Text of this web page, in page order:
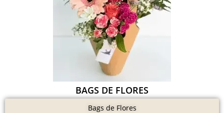
BAGS DE FLORES
Bags de Flores